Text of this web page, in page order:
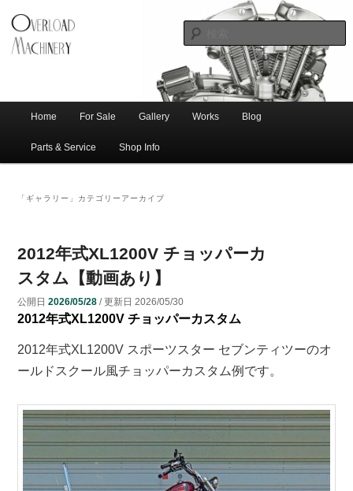
新潟のハー
レー中古車
バーロード
ショベル・アイアンスポーツ・エボビッグツイン＆スポーツスターなどを取
り扱う中古ハーレー専門店。整備・修理・カスタムまで一貫対応します。
ン
メ
イ
ン
コ
ン
ツ
へ
サ
ブ
コ
ン
ツ
へ
移
Home For Sale Gallery Works Blog
Parts & Service Shop Info
「 ギャラリー 」カテゴリーアーカイブ
2012年式XL1200V チョッパーカ
スタム【動画あり】
公開日 2026/05/28/ 更新日 2026/05/30
2012年式XL1200V チョッパーカスタム
2012年式XL1200V スポーツスター セブンティツーのオ
ールドスクール風チョッパーカスタム例です。